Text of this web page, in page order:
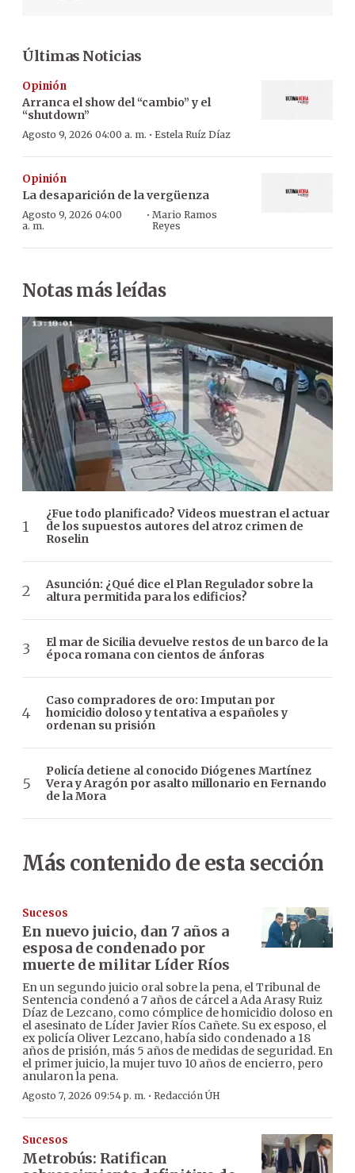
Últimas Noticias
Opinión
Arranca el show del “cambio” y el
“shutdown”
Agosto 9, 2026 04:00 a. m. · Estela Ruíz Díaz
Opinión
La desaparición de la vergüenza
Agosto 9, 2026 04:00
a. m.
· Mario Ramos
Reyes
Notas más leídas
¿Fue todo planificado? Videos muestran el actuar
de los supuestos autores del atroz crimen de
Roselin
Asunción: ¿Qué dice el Plan Regulador sobre la
altura permitida para los edificios?
El mar de Sicilia devuelve restos de un barco de la
época romana con cientos de ánforas
Caso compradores de oro: Imputan por
homicidio doloso y tentativa a españoles y
ordenan su prisión
Policía detiene al conocido Diógenes Martínez
Vera y Aragón por asalto millonario en Fernando
de la Mora
Más contenido de esta sección
Sucesos
En nuevo juicio, dan 7 años a
esposa de condenado por
muerte de militar Líder Ríos
En un segundo juicio oral sobre la pena, el Tribunal de
Sentencia condenó a 7 años de cárcel a Ada Arasy Ruiz
Díaz de Lezcano, como cómplice de homicidio doloso en
el asesinato de Líder Javier Ríos Cañete. Su ex esposo, el
ex policía Oliver Lezcano, había sido condenado a 18
años de prisión, más 5 años de medidas de seguridad. En
el primer juicio, la mujer tuvo 10 años de encierro, pero
anularon la pena.
Agosto 7, 2026 09:54 p. m. · Redacción ÚH
Sucesos
Metrobús: Ratifican